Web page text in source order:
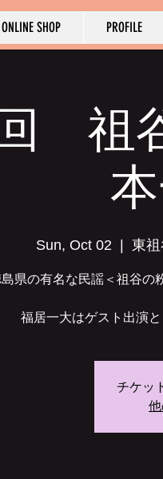
ONLINE SHOP PROFILE
祖
Sun, Oct 02 東
県の有名な民謡＜祖谷の
福居一大はゲスト出演
チケッ